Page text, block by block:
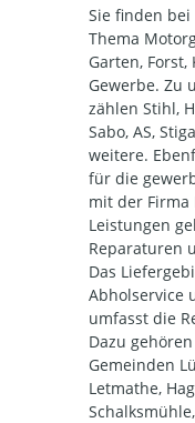
Sie finden
Thema
Garten,
Gewerbe. Zu
zählen Stihl,
Sabo, AS,
weitere.
für die
mit der Firma
Leistungen
Reparaturen
Das
Abholservice
umfasst die
Dazu
Gemeinden
Letmathe,